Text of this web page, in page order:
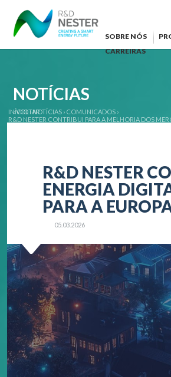
SOBRE NÓS
CARREIRAS
NOTÍCIAS
‹ VOLTAR
INÍCIO›NOTÍCIAS › COMUNICADOS ›
R&D NESTER CONTRIBUI PARA A MELHORIA DOS
R&D NESTER
ENERGIA
PARA A
05.03.2026